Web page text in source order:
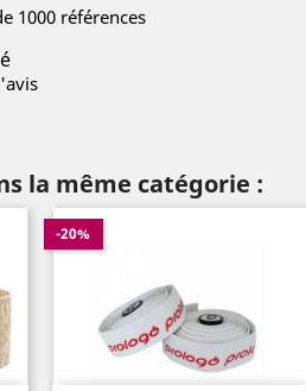
1000 références
la même catégorie :
-20%